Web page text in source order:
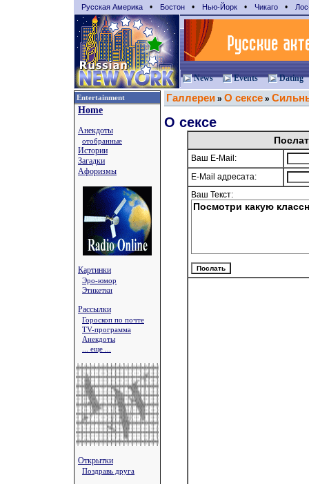
Русская Америка • Бостон • Нью-Йорк • Чикаго •
News Events Dating
Entertainment
Home
Анекдоты
отобранные
Истории
Загадки
Афоризмы
Картинки
Эро-юмор
Этикетки
Рассылки
Гороскоп по почте
TV-программа
Анекдоты
... еще ...
Открытки
Поздравь друга
Галлереи » О сексе »
О сексе
Ваш E-Mail:
E-Mail адресата:
Ваш Текст: